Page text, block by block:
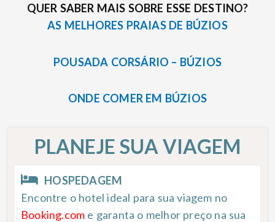
QUER SABER MAIS SOBRE ESSE DESTINO?
AS MELHORES PRAIAS DE BÚZIOS
POUSADA CORSÁRIO – BÚZIOS
ONDE COMER EM BÚZIOS
PLANEJE SUA VIAGEM
HOSPEDAGEM
Encontre o hotel ideal para sua viagem no
Booking.com e garanta o melhor preço na sua